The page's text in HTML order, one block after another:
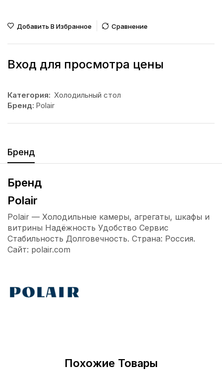
Добавить В Избранное Сравнение
Вход для просмотра цены
Категория: Холодильный стол
Бренд: Polair
Бренд
Бренд
Polair
Polair — Холодильные камеры, агрегаты, шкафы и
витрины Надёжность Удобство Сервис
Стабильность Долговечность. Страна: Россия.
Сайт: polair.com
Похожие Товары